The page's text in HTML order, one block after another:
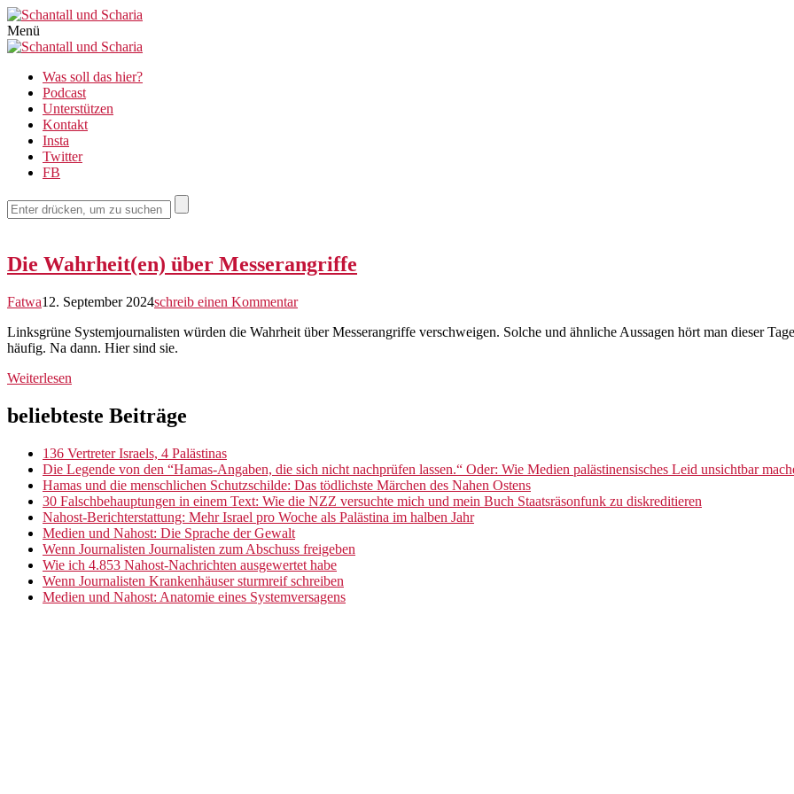
Schantall
und
Scharia
Menü
und
Scharia
Was soll das hier?
Podcast
Unterstützen
Kontakt
Insta
Twitter
FB
Die Wahrheit(en) über Messerangriffe
Fatwa12. September 2024schreib einen Kommentar
Linksgrüne Systemjournalisten würden die Wahrheit über Messerangriffe verschweigen. Solche und ähnliche Aussagen hört man dieser Tage
häufig. Na dann. Hier sind sie.
Weiterlesen
Sidebar
Footer
Sliding
beliebteste Beiträge
136 Vertreter Israels, 4 Palästinas
Die Legende von den “Hamas-Angaben, die sich nicht nachprüfen lassen.“ Oder: Wie Medien palästinensisches Leid unsichtbar
Hamas und die menschlichen Schutzschilde: Das tödlichste Märchen des Nahen Ostens
30 Falschbehauptungen in einem Text: Wie die NZZ versuchte mich und mein Buch Staatsräsonfunk zu diskreditieren
Nahost-Berichterstattung: Mehr Israel pro Woche als Palästina im halben Jahr
Medien und Nahost: Die Sprache der Gewalt
Wenn Journalisten Journalisten zum Abschuss freigeben
Wie ich 4.853 Nahost-Nachrichten ausgewertet habe
Wenn Journalisten Krankenhäuser sturmreif schreiben
Medien und Nahost: Anatomie eines Systemversagens